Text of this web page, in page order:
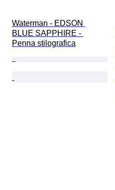
Waterman - EDSON
BLUE SAPPHIRE -
Penna stilografica